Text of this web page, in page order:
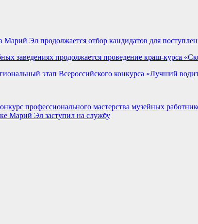
Марий Эл продолжается отбор кандидатов для
заведениях продолжается проведение краш-курса
этап Всероссийского конкурса «Лучший
профессионального мастерства музейных
Марий Эл заступил на службу